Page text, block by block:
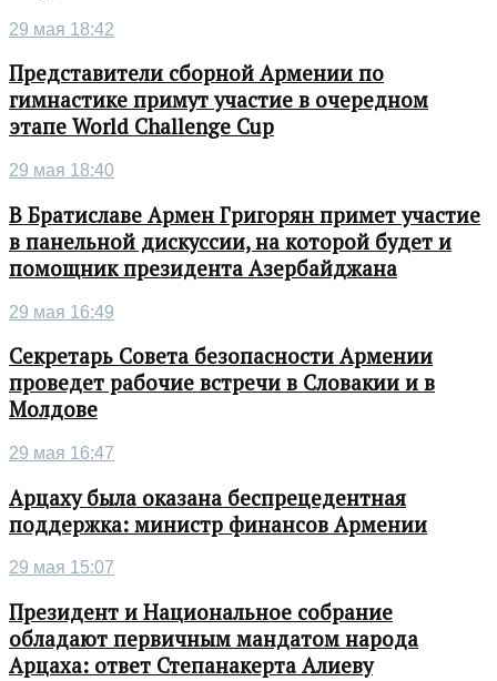
29 мая 18:42
Представители сборной Армении по
гимнастике примут участие в очередном
этапе World Challenge Cup
29 мая 18:40
В Братиславе Армен Григорян примет участие
в панельной дискуссии, на которой будет и
помощник президента Азербайджана
29 мая 16:49
Секретарь Совета безопасности Армении
проведет рабочие встречи в Словакии и в
Молдове
29 мая 16:47
Арцаху была оказана беспрецедентная
поддержка: министр финансов Армении
29 мая 15:07
Президент и Национальное собрание
обладают первичным мандатом народа
Арцаха: ответ Степанакерта Алиеву